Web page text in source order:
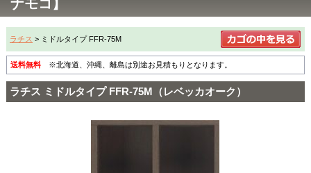
ナモコ】
ラチス > ミドルタイプ FFR-75M
送料無料※北海道、沖縄、離島は別途お見積もりとなります。
ラチス ミドルタイプ FFR-75M（レベッカオーク）